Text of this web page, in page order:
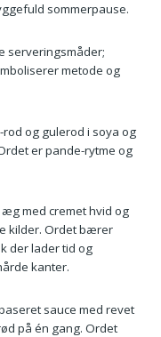
sommerpause.
serveringsmåder;
metode og
og gulerod i soya og
er pande-rytme og
med cremet hvid og
kilder. Ordet bærer
der lader tid og
kanter.
sauce med revet
på én gang. Ordet